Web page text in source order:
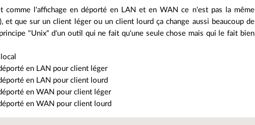
comme l'affichage en déporté en LAN et en WAN ce n'est pas la même
et que sur un client léger ou un client lourd ça change aussi beaucoup de
"Unix" d'un outil qui ne fait qu'une seule chose mais qui le fait bien
en LAN pour client léger
en LAN pour client lourd
en WAN pour client léger
en WAN pour client lourd